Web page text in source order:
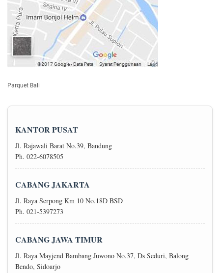
Parquet Bali
KANTOR PUSAT
Jl. Rajawali Barat No.39, Bandung
Ph. 022-6078505
CABANG JAKARTA
Jl. Raya Serpong Km 10 No.18D BSD
Ph. 021-5397273
CABANG JAWA TIMUR
Jl. Raya Mayjend Bambang Juwono No.37, Ds Seduri, Balong
Bendo, Sidoarjo